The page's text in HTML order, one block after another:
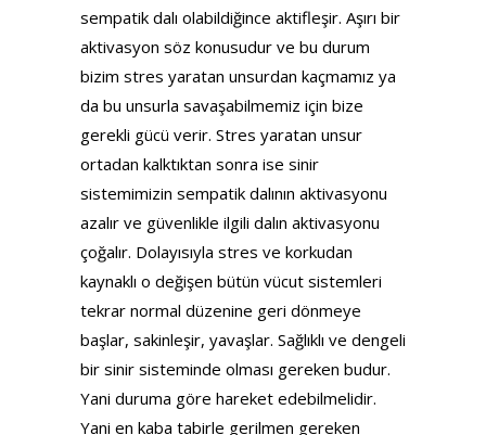
sempatik dalı olabildiğince aktifleşir. Aşırı bir
aktivasyon söz konusudur ve bu durum
bizim stres yaratan unsurdan kaçmamız ya
da bu unsurla savaşabilmemiz için bize
gerekli gücü verir. Stres yaratan unsur
ortadan kalktıktan sonra ise sinir
sistemimizin sempatik dalının aktivasyonu
azalır ve güvenlikle ilgili dalın aktivasyonu
çoğalır. Dolayısıyla stres ve korkudan
kaynaklı o değişen bütün vücut sistemleri
tekrar normal düzenine geri dönmeye
başlar, sakinleşir, yavaşlar. Sağlıklı ve dengeli
bir sinir sisteminde olması gereken budur.
Yani duruma göre hareket edebilmelidir.
Yani en kaba tabirle gerilmen gereken